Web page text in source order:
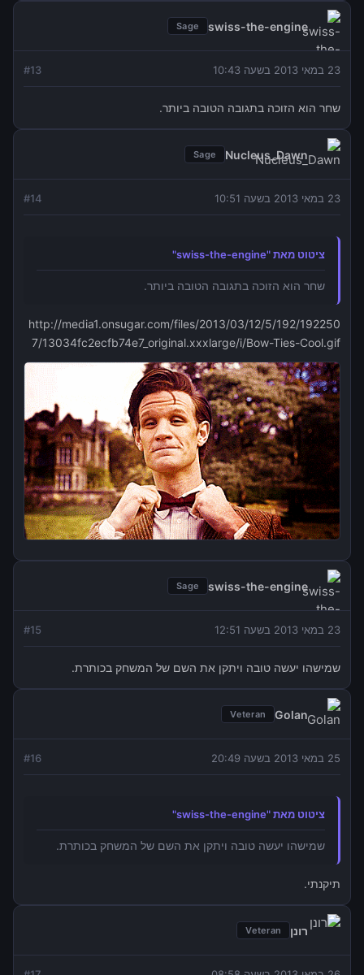
swiss-the-engine
Sage
23 במאי 2013 בשעה 10:43 #13
שחר הוא הזוכה בתגובה הטובה ביותר.
Nucleus_Dawn
Sage
23 במאי 2013 בשעה 10:51 #14
ציטוט מאת "swiss-the-engine"
שחר הוא הזוכה בתגובה הטובה ביותר.
http://media1.onsugar.com/files/2013/03/12/5/192/192250
7/13034fc2ecfb74e7_original.xxxlarge/i/Bow-Ties-Cool.gif
swiss-the-engine
Sage
23 במאי 2013 בשעה 12:51 #15
שמישהו יעשה טובה ויתקן את השם של המשחק בכותרת.
Golan
Veteran
25 במאי 2013 בשעה 20:49 #16
ציטוט מאת "swiss-the-engine"
שמישהו יעשה טובה ויתקן את השם של המשחק בכותרת.
תיקנתי.
רונן Veteran